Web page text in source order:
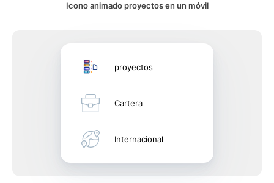
Icono animado proyectos en un móvil
proyectos
Cartera
Internacional